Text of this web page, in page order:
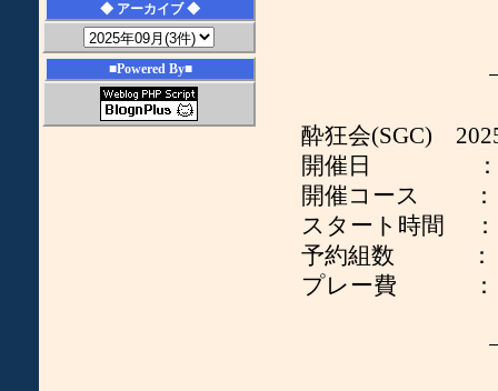
◆ アーカイブ ◆
■Powered By■ −−
酔狂会(SGC)
開催日 ：
開催コース ：
スタート時間 ：
予約組数 ：
プレー費 ：
−− 以